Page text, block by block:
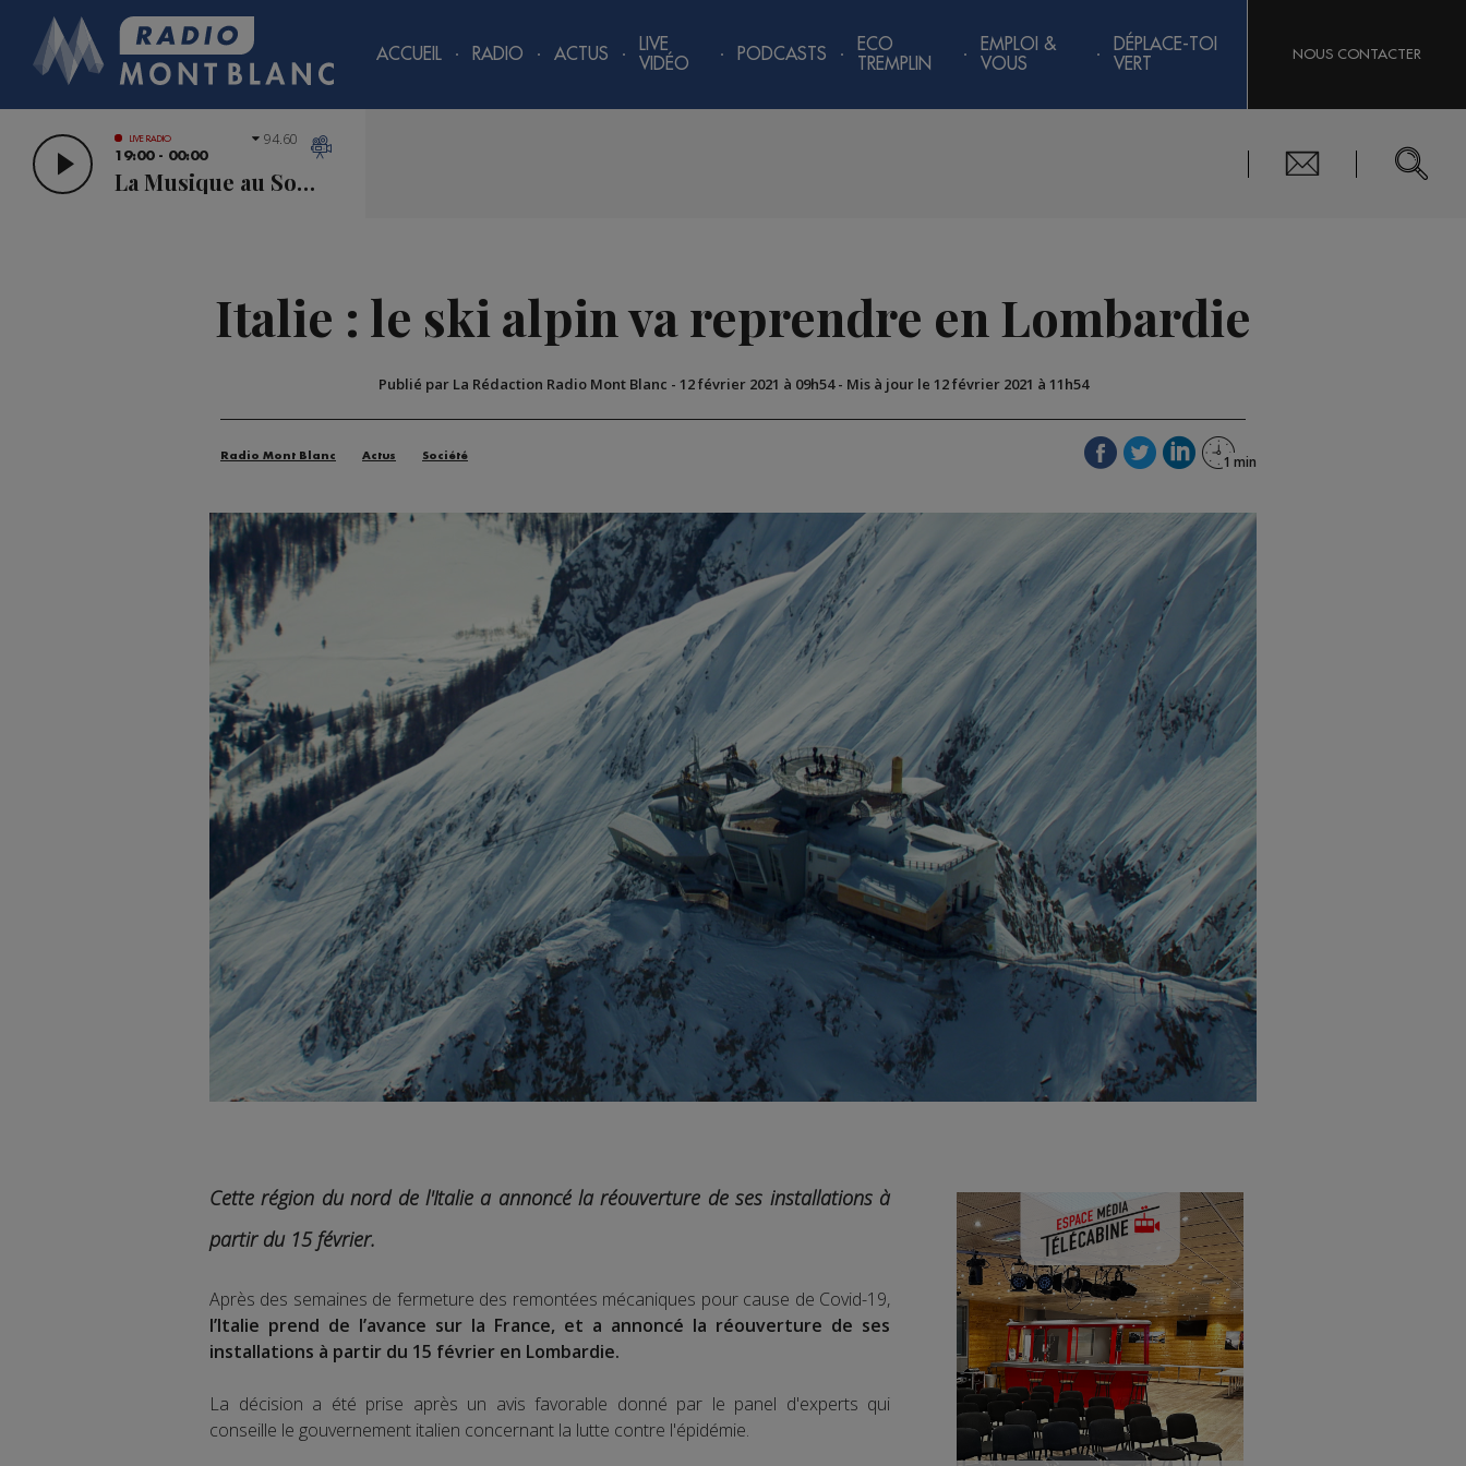
ACCUEIL RADIO ACTUS
LIVE
VIDÉO
PODCASTS
ECO
TREMPLIN
EMPLOI &
VOUS
DÉPLACE-TOI
VERT
NOUS CONTACTER
LIVE RADIO
19:00 - 00:00
La Musique au Sommet
94.60
Italie : le ski alpin va reprendre en Lombardie
Publié par La Rédaction Radio Mont Blanc - 12 février 2021 à 09h54- Mis à jour le 12 février 2021 à 11h54
Radio Mont Blanc Actus Société
Cette région du nord de l'Italie a annoncé la réouverture de ses installations à
partir du 15 février.
Après des semaines de fermeture des remontées mécaniques pour cause de Covid-19,
l’Italie prend de l’avance sur la France, et a annoncé la réouverture de ses
installations à partir du 15 février en Lombardie.
La décision a été prise après un avis favorable donné par le panel d'experts qui
conseille le gouvernement italien concernant la lutte contre l'épidémie.